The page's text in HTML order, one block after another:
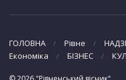
ГОЛОВНА Рівне
Економіка
БІЗНЕС